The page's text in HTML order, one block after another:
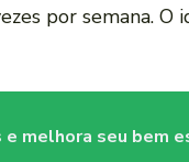
por semana.
melhora seu bem